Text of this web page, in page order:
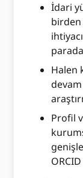
İdari
Halen
devam
Profil